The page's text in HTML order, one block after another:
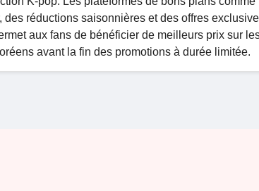
réductions saisonnières et des offres
aux fans de bénéficier de meilleurs prix sur
avant la fin des promotions à durée limitée.